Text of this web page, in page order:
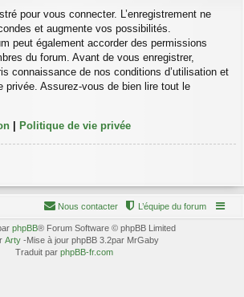
pour vous connecter. L’enregistrement ne
et augmente vos possibilités.
peut également accorder des permissions
du forum. Avant de vous enregistrer,
connaissance de nos conditions d’utilisation et
privée. Assurez-vous de bien lire tout le
| Politique de vie privée
L’équipe du forum
Nous contacter
phpBB® Forum Software © phpBB Limited
Arty-Mise à jour phpBB 3.2par MrGaby
Traduit par phpBB-fr.com